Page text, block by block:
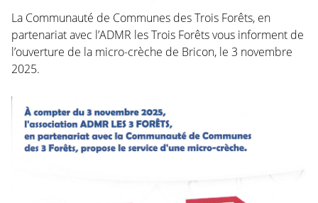
La Communauté de Communes des Trois Forêts, en
partenariat avec l’ADMR les Trois Forêts vous informent de
l’ouverture de la micro-crèche de Bricon, le 3 novembre
2025.